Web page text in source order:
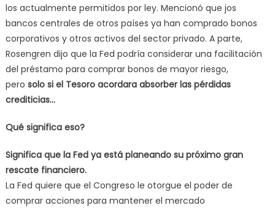
los actualmente permitidos por ley. Mencionó que jos
bancos centrales de otros países ya han comprado bonos
corporativos y otros activos del sector privado. A parte,
Rosengren dijo que la Fed podría considerar una facilitación
del préstamo para comprar bonos de mayor riesgo,
pero solo si el Tesoro acordara absorber las pérdidas
crediticias…
Qué significa eso?
Significa que la Fed ya está planeando su próximo gran
rescate financiero.
La Fed quiere que el Congreso le otorgue el poder de
comprar acciones para mantener el mercado